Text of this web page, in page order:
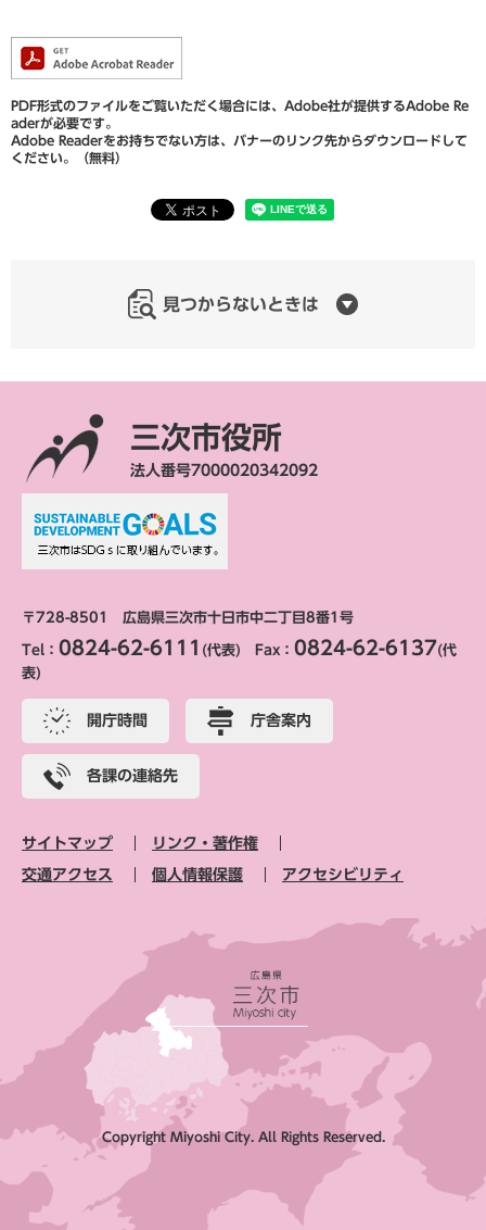
PDF形式のファイルをご覧いただく場合には、Adobe社が提供するAdobe Re
aderが必要です。
Adobe Readerをお持ちでない方は、バナーのリンク先からダウンロードして
ください。（無料）
見つからないときは
三次市役所
法人番号7000020342092
〒728-8501 広島県三次市十日市中二丁目8番1号
Tel： 0824-62-6111 (代表) Fax： 0824-62-6137(代
表)
開庁時間 庁舎案内
各課の連絡先
サイトマップ リンク・著作権
交通アクセス 個人情報保護 アクセシビリティ
Copyright Miyoshi City. All Rights Reserved.